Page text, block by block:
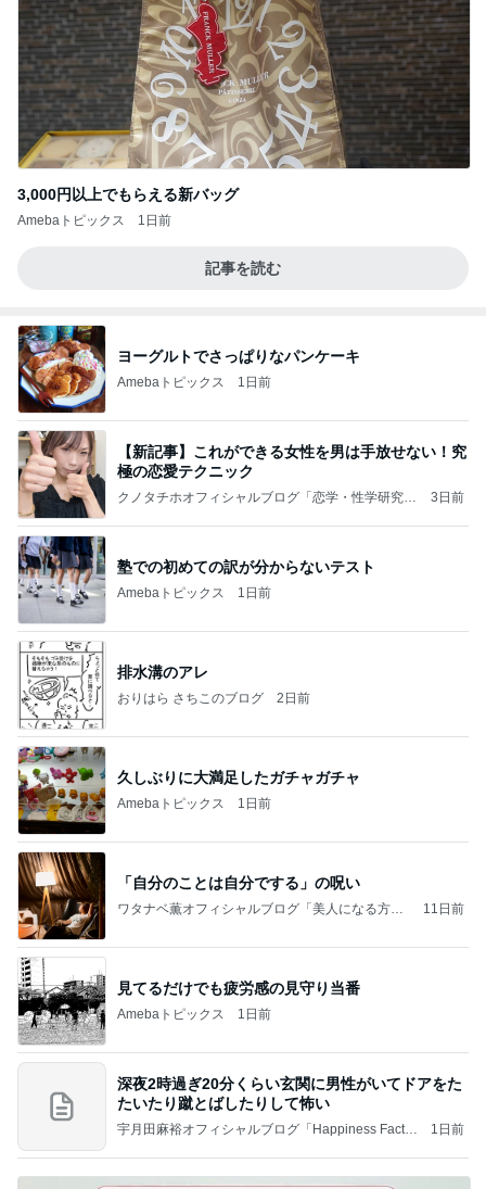
3,000円以上でもらえる新バッグ
Amebaトピックス 1日前
記事を読む
ヨーグルトでさっぱりなパンケーキ
Amebaトピックス 1日前
【新記事】これができる女性を男は手放せない！究
極の恋愛テクニック
クノタチホオフィシャルブログ「恋学・性学研究
3日前
塾での初めての訳が分からないテスト
Amebaトピックス 1日前
排水溝のアレ
おりはら さちこのブログ 2日前
久しぶりに大満足したガチャガチャ
Amebaトピックス 1日前
「自分のことは自分でする」の呪い
ワタナベ薫オフィシャルブログ「美人になる方
11日前
見てるだけでも疲労感の見守り当番
Amebaトピックス 1日前
深夜2時過ぎ20分くらい玄関に男性がいてドアをた
たいたり蹴とばしたりして怖い
宇月田麻裕オフィシャルブログ「Happiness Factor
1日前